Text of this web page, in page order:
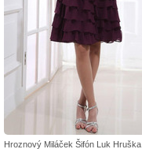
Hroznový Miláček Šifón Luk Hruška